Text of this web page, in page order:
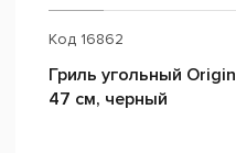
Код 16862
Гриль угольный
47 см, черный